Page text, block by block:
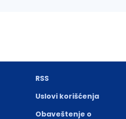
RSS
Uslovi korišćenja
Obaveštenje o